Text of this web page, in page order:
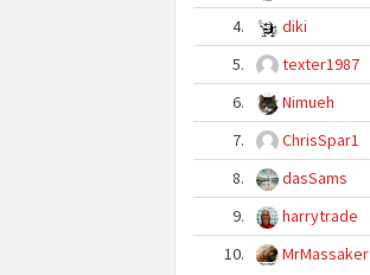
4.
diki
5.
texter1987
6.
Nimueh
7.
ChrisSpar1
8.
dasSams
9.
harrytrade
10.
MrMassaker